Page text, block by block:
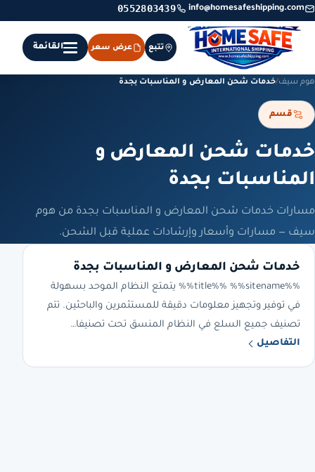
info@homesafeshipping.com
0552803439
تتبع عرض سعر القائمة
هوم سيف/خدمات شحن المعارض و المناسبات بجدة
قسم
خدمات شحن المعارض و
المناسبات بجدة
مسارات خدمات شحن المعارض و المناسبات بجدة من هوم
سيف — مسارات وأسعار وإرشادات عملية قبل الشحن.
خدمات شحن المعارض و المناسبات بجدة
%%title%% %%sitename%% يتمتع النظام الموحد بسهولة
في توفير وتجهيز معلومات دقيقة للمستثمرين والباحثين. تتم
تصنيف جميع السلع في النظام المنسق تحت تصنيفا…
التفاصيل